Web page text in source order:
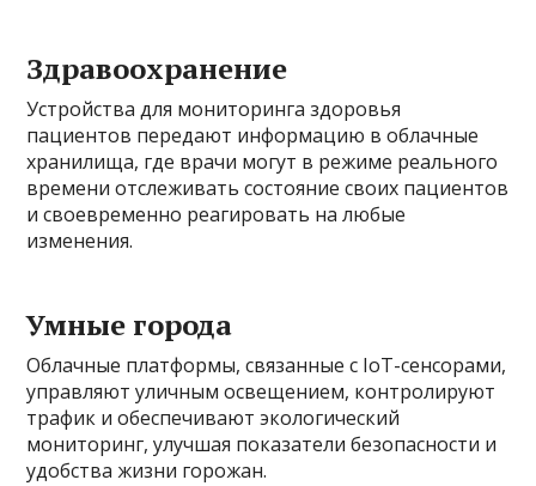
Здравоохранение
Устройства для мониторинга здоровья
пациентов передают информацию в облачные
хранилища, где врачи могут в режиме реального
времени отслеживать состояние своих пациентов
и своевременно реагировать на любые
изменения.
Умные города
Облачные платформы, связанные с IoT-сенсорами,
управляют уличным освещением, контролируют
трафик и обеспечивают экологический
мониторинг, улучшая показатели безопасности и
удобства жизни горожан.